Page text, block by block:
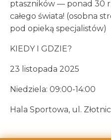
ptaszników — ponad 30
całego świata! (osobna
pod opieką specjalistów)
KIEDY I GDZIE?
23 listopada 2025
Niedziela: 09:00-14:00
Hala Sportowa, ul.